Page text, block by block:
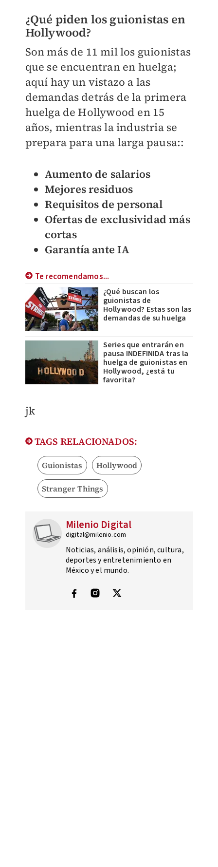
¿Qué piden los guionistas en
Hollywood?
Son más de 11 mil los guionistas
que se encuentran en huelga;
aquí hay un vistazo a las
demandas detrás de la primera
huelga de Hollywood en 15
años, mientras la industria se
prepara para una larga pausa::
Aumento de salarios
Mejores residuos
Requisitos de personal
Ofertas de exclusividad más
cortas
Garantía ante IA
Te recomendamos...
¿Qué buscan los
guionistas de
Hollywood? Estas son las
demandas de su huelga
Series que entrarán en
pausa INDEFINIDA tras la
huelga de guionistas en
Hollywood, ¿está tu
favorita?
jk
TAGS RELACIONADOS:
Guionistas Hollywood
Stranger Things
Milenio Digital
digital@milenio.com
Noticias, análisis, opinión, cultura,
deportes y entretenimiento en
México y el mundo.